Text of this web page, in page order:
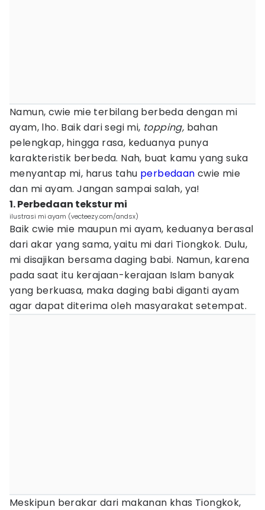
Namun, cwie mie terbilang berbeda dengan mi
ayam, lho. Baik dari segi mi, topping, bahan
pelengkap, hingga rasa, keduanya punya
karakteristik berbeda. Nah, buat kamu yang suka
menyantap mi, harus tahu perbedaan cwie mie
dan mi ayam. Jangan sampai salah, ya!
1. Perbedaan tekstur mi
ilustrasi mi ayam (vecteezy.com/andsx)
Baik cwie mie maupun mi ayam, keduanya berasal
dari akar yang sama, yaitu mi dari Tiongkok. Dulu,
mi disajikan bersama daging babi. Namun, karena
pada saat itu kerajaan-kerajaan Islam banyak
yang berkuasa, maka daging babi diganti ayam
agar dapat diterima oleh masyarakat setempat.
Meskipun berakar dari makanan khas Tiongkok,